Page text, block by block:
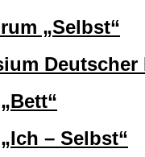
„Selbst“
Deutscher
– Selbst“